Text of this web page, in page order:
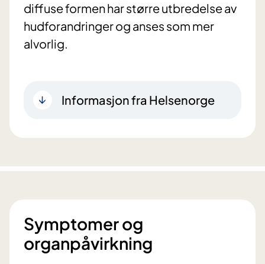
diffuse formen har større utbredelse av
hudforandringer og anses som mer
alvorlig.
Informasjon fra Helsenorge
Symptomer og
organpåvirkning